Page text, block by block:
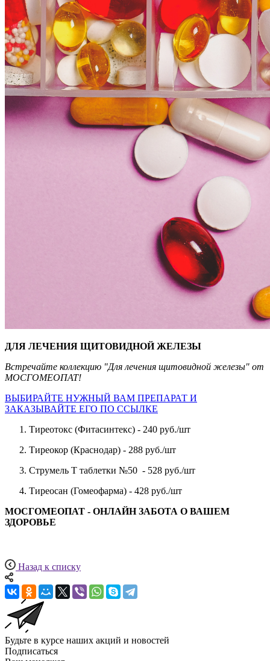
ДЛЯ ЛЕЧЕНИЯ ЩИТОВИДНОЙ ЖЕЛЕЗЫ
Встречайте коллекцию "Для лечения щитовидной железы" от
МОСГОМЕОПАТ!
ВЫБИРАЙТЕ НУЖНЫЙ ВАМ ПРЕПАРАТ И
ЗАКАЗЫВАЙТЕ ЕГО ПО ССЫЛКЕ
Тиреотокс (Фитасинтекс) - 240 руб./шт
Тиреокор (Краснодар) - 288 руб./шт
Струмель Т таблетки №50 - 528 руб./шт
Тиреосан (Гомеофарма) - 428 руб./шт
МОСГОМЕОПАТ - ОНЛАЙН ЗАБОТА О ВАШЕМ
ЗДОРОВЬЕ
Назад к списку
Будьте в курсе наших акций и новостей
Подписаться